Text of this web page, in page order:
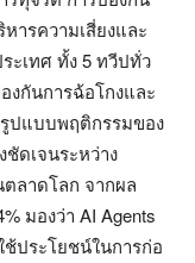
ารความเสี่ยงและ
ะเทศ ทั้ง 5 ทวีปทั่ว
งกันการฉ้อโกงและ
รูปแบบพฤติกรรมของ
ดเจนระหว่าง
ลาดโลก จากผล
มองว่า AI Agents
ประโยชน์ในการก่อ